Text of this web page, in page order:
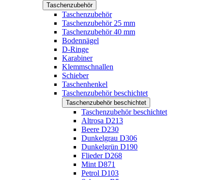
Taschenzubehör
Taschenzubehör
Taschenzubehör 25 mm
Taschenzubehör 40 mm
Bodennägel
D-Ringe
Karabiner
Klemmschnallen
Schieber
Taschenhenkel
Taschenzubehör beschichtet
Taschenzubehör beschichtet
Taschenzubehör beschichtet
Altrosa D213
Beere D230
Dunkelgrau D306
Dunkelgrün D190
Flieder D268
Mint D871
Petrol D103